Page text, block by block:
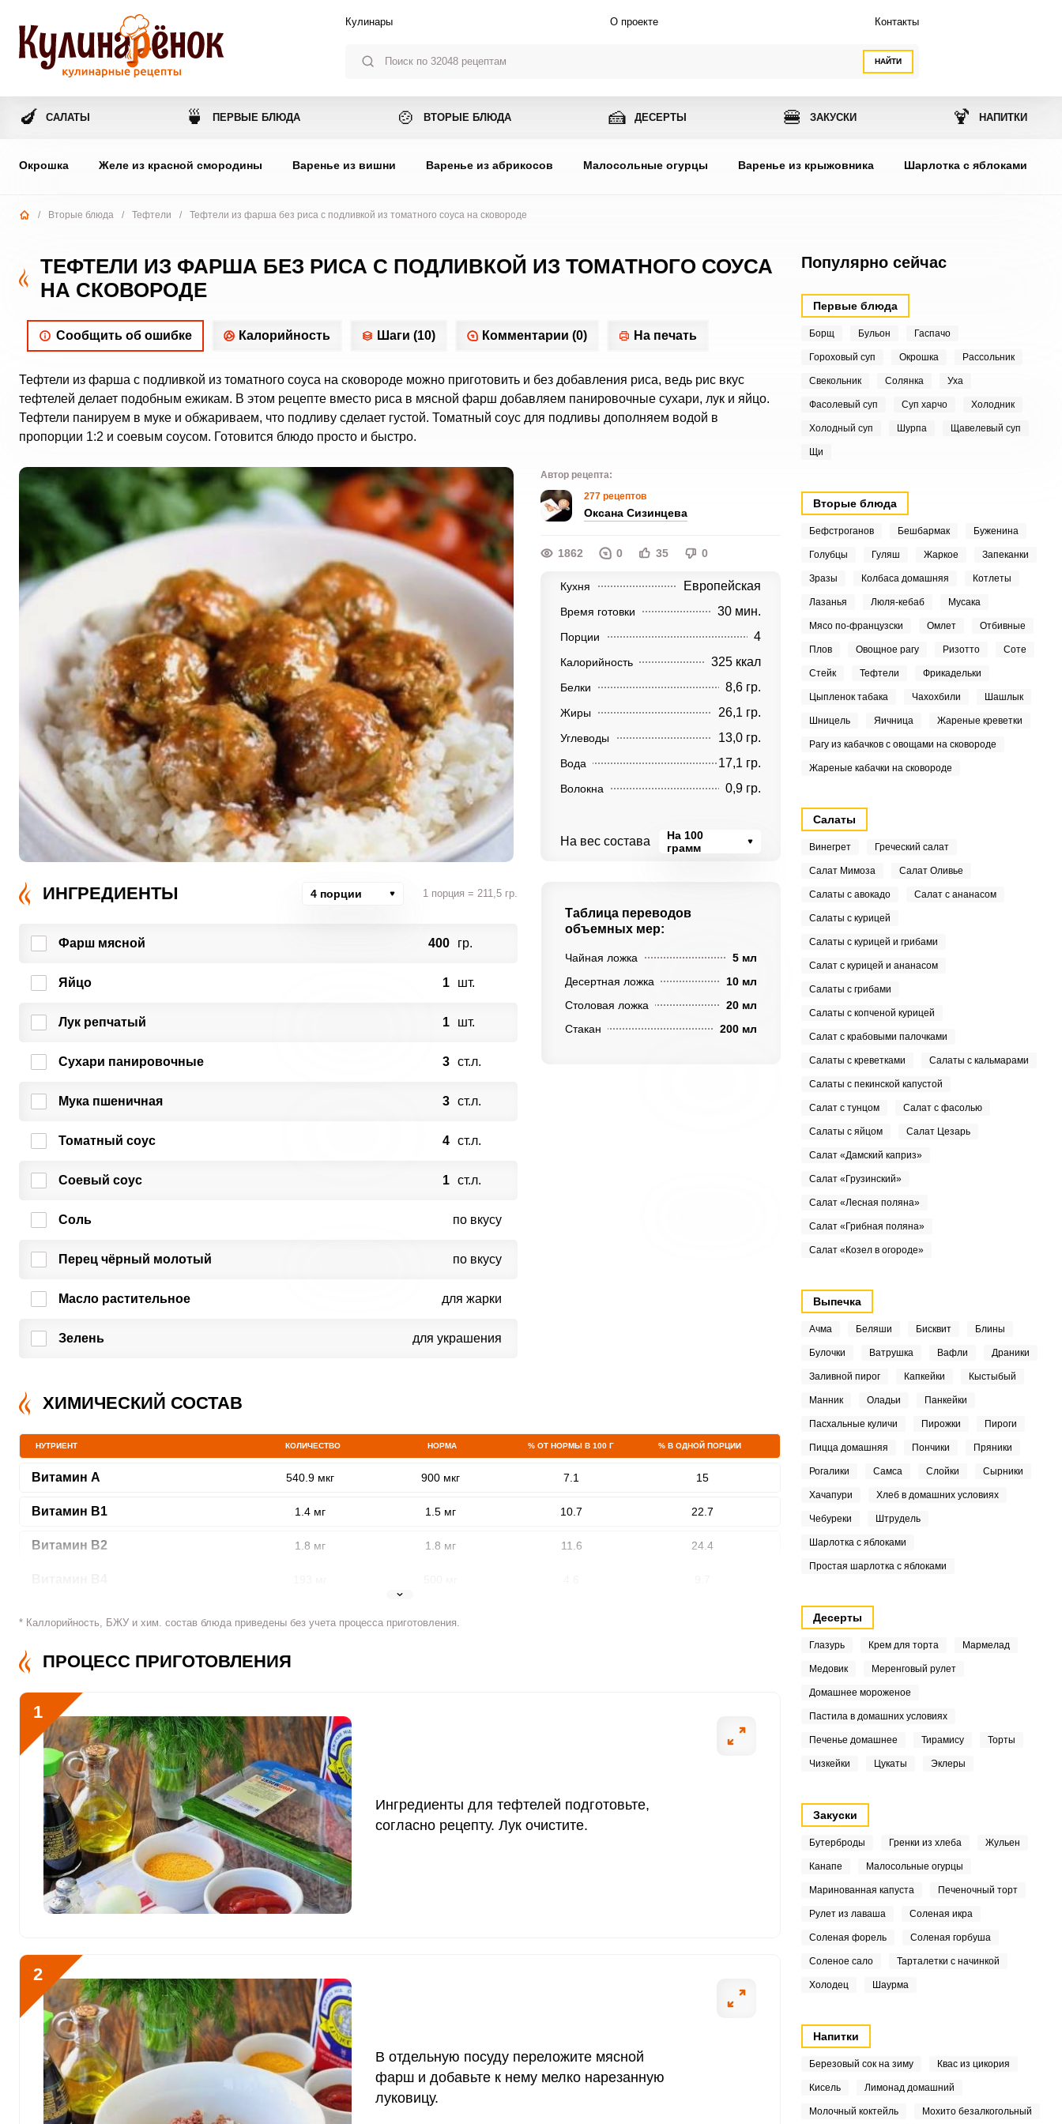
НАЙТИ
Кулинары О проекте Контакты
🍆 САЛАТЫ 🍵 ПЕРВЫЕ БЛЮДА 🍲 ВТОРЫЕ БЛЮДА 🍰 ДЕСЕРТЫ 🍔 ЗАКУСКИ 🍹 НАПИТКИ
Окрошка Желе из красной смородины Варенье из вишни Варенье из абрикосов Малосольные огурцы Варенье из крыжовника Шарлотка с яблоками
/ Вторые блюда / Тефтели / Тефтели из фарша без риса с подливкой из томатного соуса на сковороде
ТЕФТЕЛИ ИЗ ФАРША БЕЗ РИСА С ПОДЛИВКОЙ ИЗ ТОМАТНОГО СОУСА
НА СКОВОРОДЕ
Сообщить об ошибке Калорийность Шаги (10) Комментарии (0) На печать
Тефтели из фарша с подливкой из томатного соуса на сковороде можно приготовить и без добавления риса, ведь рис вкус
тефтелей делает подобным ежикам. В этом рецепте вместо риса в мясной фарш добавляем панировочные сухари, лук и яйцо.
Тефтели панируем в муке и обжариваем, что подливу сделает густой. Томатный соус для подливы дополняем водой в
пропорции 1:2 и соевым соусом. Готовится блюдо просто и быстро.
Автор рецепта:
277 рецептов
Оксана Сизинцева
1862 0 35 0
Кухня Европейская
Время готовки 30 мин.
Порции 4
Калорийность 325 ккал
Белки 8,6 гр.
Жиры 26,1 гр.
Углеводы 13,0 гр.
Вода 17,1 гр.
Волокна 0,9 гр.
На вес состава
На 100
грамм
ИНГРЕДИЕНТЫ 4 порции 1 порция = 211,5 гр.
Фарш мясной 400 гр.
Яйцо 1 шт.
Лук репчатый 1 шт.
Сухари панировочные 3 ст.л.
Мука пшеничная 3 ст.л.
Томатный соус 4 ст.л.
Соевый соус 1 ст.л.
Соль по вкусу
Перец чёрный молотый по вкусу
Масло растительное для жарки
Зелень для украшения
Таблица переводов
объемных мер:
Чайная ложка
5 мл
Десертная ложка
10 мл
Столовая ложка
20 мл
Стакан
200 мл
ХИМИЧЕСКИЙ СОСТАВ
НУТРИЕНТ КОЛИЧЕСТВО НОРМА % ОТ НОРМЫ В 100 Г % В ОДНОЙ ПОРЦИИ
Витамин A 540.9 мкг 900 мкг 7.1 15
Витамин В1 1.4 мг 1.5 мг 10.7 22.7
Витамин В2 1.8 мг 1.8 мг 11.6 24.4
Витамин В12 0.4 мкг
Витамин С 54.1 мкг
Витамин D 1.2 мкг
Витамин E 37.8 мг
Биотин 16.9 мг
Витамин К 69.6 мкг
Калий
Кальций 287.8 мг
Кремний 6.8 мг
Магний 297.2 мг 400 мг 8.8
Натрий 4576.2 мг 1300 мг
* Каллорийность, БЖУ и хим. состав блюда приведены без учета процесса приготовления.
ПРОЦЕСС ПРИГОТОВЛЕНИЯ
1
Ингредиенты для тефтелей подготовьте,
согласно рецепту. Лук очистите.
2
В отдельную посуду переложите мясной
фарш и добавьте к нему мелко нарезанную
луковицу.
Популярно сейчас
Первые блюда
Борщ Бульон Гаспачо
Гороховый суп Окрошка Рассольник
Свекольник Солянка Уха
Фасолевый суп Суп харчо Холодник
Холодный суп Шурпа Щавелевый суп
Щи
Вторые блюда
Бефстроганов Бешбармак Буженина
Голубцы Гуляш Жаркое Запеканки
Зразы Колбаса домашняя Котлеты
Лазанья Люля-кебаб Мусака
Мясо по-французски Омлет Отбивные
Плов Овощное рагу Ризотто Соте
Стейк Тефтели Фрикадельки
Цыпленок табака Чахохбили Шашлык
Шницель Яичница Жареные креветки
Рагу из кабачков с овощами на сковороде
Жареные кабачки на сковороде
Салаты
Винегрет Греческий салат
Салат Мимоза Салат Оливье
Салаты с авокадо Салат с ананасом
Салаты с курицей
Салаты с курицей и грибами
Салат с курицей и ананасом
Салаты с грибами
Салаты с копченой курицей
Салат с крабовыми палочками
Салаты с креветками Салаты с кальмарами
Салаты с пекинской капустой
Салат с тунцом Салат с фасолью
Салаты с яйцом Салат Цезарь
Салат «Дамский каприз»
Салат «Грузинский»
Салат «Лесная поляна»
Салат «Грибная поляна»
Салат «Козел в огороде»
Выпечка
Ачма Беляши Бисквит Блины
Булочки Ватрушка Вафли Драники
Заливной пирог Капкейки Кыстыбый
Манник Оладьи Панкейки
Пасхальные куличи Пирожки Пироги
Пицца домашняя Пончики Пряники
Рогалики Самса Слойки Сырники
Хачапури Хлеб в домашних условиях
Чебуреки Штрудель
Шарлотка с яблоками
Простая шарлотка с яблоками
Десерты
Глазурь Крем для торта Мармелад
Медовик Меренговый рулет
Домашнее мороженое
Пастила в домашних условиях
Печенье домашнее Тирамису Торты
Чизкейки Цукаты Эклеры
Закуски
Бутерброды Гренки из хлеба Жульен
Канапе Малосольные огурцы
Маринованная капуста Печеночный торт
Рулет из лаваша Соленая икра
Соленая форель Соленая горбуша
Соленое сало Тарталетки с начинкой
Холодец Шаурма
Напитки
Березовый сок на зиму Квас из цикория
Кисель Лимонад домашний
Молочный коктейль Мохито безалкогольный
Ингредиенты для тефтелей подготовьте, согласно рецепту. Лук очистите.
Сообщить об ошибке
Отправляя эту форму, вы соглашаетесь с
Политикой конфиденциальности,Политикой обработки
персональных данных
Пользовательским соглашением